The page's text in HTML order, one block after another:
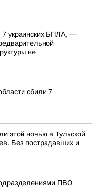
7 украинских БПЛА, —
не
сбили 7
этой ночью в Тульской
Без пострадавших и
ПВО